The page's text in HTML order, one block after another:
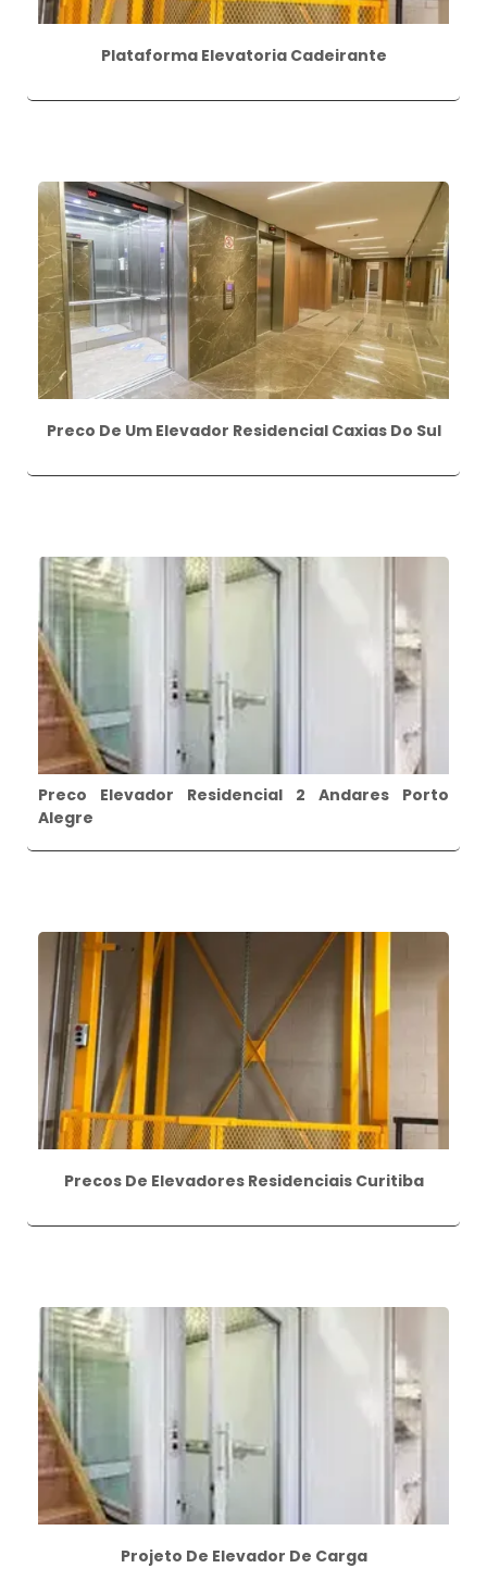
Plataforma Elevatoria Cadeirante
Preco De Um Elevador Residencial Caxias Do Sul
Preco Elevador Residencial 2 Andares Porto
Alegre
Precos De Elevadores Residenciais Curitiba
Projeto De Elevador De Carga